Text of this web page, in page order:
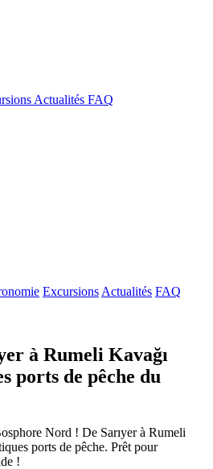
Actualités FAQ
Excursions Actualités FAQ
à Rumeli Kavağı
ports de pêche du
Nord ! De Sarıyer à Rumeli
ports de pêche. Prêt pour
!